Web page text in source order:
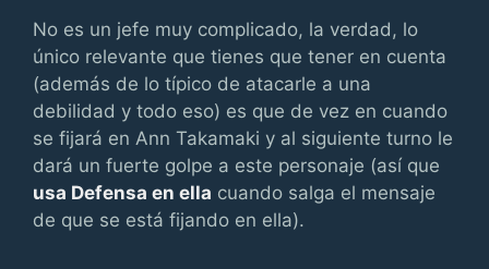
No es un jefe muy complicado, la verdad, lo
único relevante que tienes que tener en cuenta
(además de lo típico de atacarle a una
debilidad y todo eso) es que de vez en cuando
se fijará en Ann Takamaki y al siguiente turno le
dará un fuerte golpe a este personaje (así que
usa Defensa en ella cuando salga el mensaje
de que se está fijando en ella).